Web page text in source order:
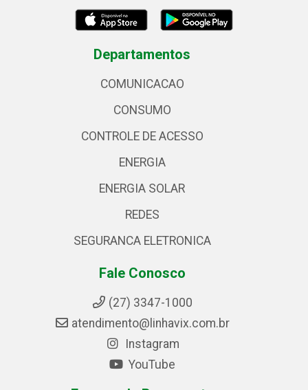
Departamentos
COMUNICACAO
CONSUMO
CONTROLE DE ACESSO
ENERGIA
ENERGIA SOLAR
REDES
SEGURANCA ELETRONICA
Fale Conosco
(27) 3347-1000
atendimento@linhavix.com.br
Instagram
YouTube